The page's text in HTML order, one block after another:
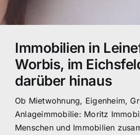
Immobilien in
Worbis, im
darüber hinaus
Ob Mietwohnung, Eigenheim,
Anlageimmobilie: Moritz
Menschen und Immobilien